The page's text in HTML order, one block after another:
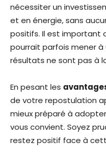
nécessiter un
et en énergie, sans
positifs. Il est important
pourrait parfois mener
résultats ne sont pas à
En pesant les
de votre repostulation
mieux préparé à
vous convient. Soyez
restez positif face à